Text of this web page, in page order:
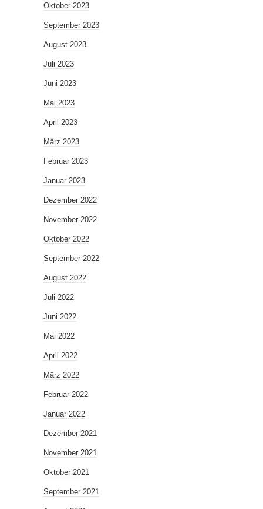
Oktober 2023
September 2023
August 2023
Juli 2023
Juni 2023
Mai 2023
April 2023
März 2023
Februar 2023
Januar 2023
Dezember 2022
November 2022
Oktober 2022
September 2022
August 2022
Juli 2022
Juni 2022
Mai 2022
April 2022
März 2022
Februar 2022
Januar 2022
Dezember 2021
November 2021
Oktober 2021
September 2021